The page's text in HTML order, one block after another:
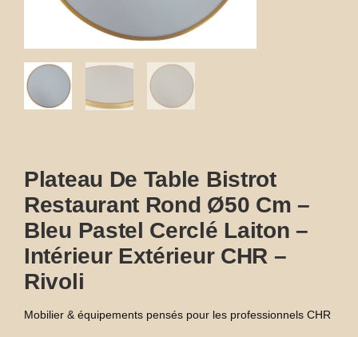
Plateau De Table Bistrot
Restaurant Rond Ø50 Cm –
Bleu Pastel Cerclé Laiton –
Intérieur Extérieur CHR –
Rivoli
Mobilier & équipements pensés pour les professionnels CHR